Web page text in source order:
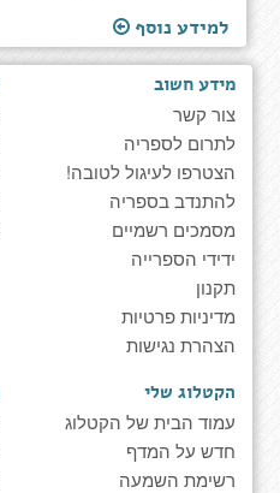
למידע נוסף
מידע חשוב
צור קשר
לתרום לספריה
הצטרפו לעיגול לטובה!
להתנדב בספריה
מסמכים רשמיים
ידידי הספרייה
תקנון
מדיניות פרטיות
הצהרת נגישות
הקטלוג שלי
עמוד הבית של הקטלוג
חדש על המדף
רשימת השמעה